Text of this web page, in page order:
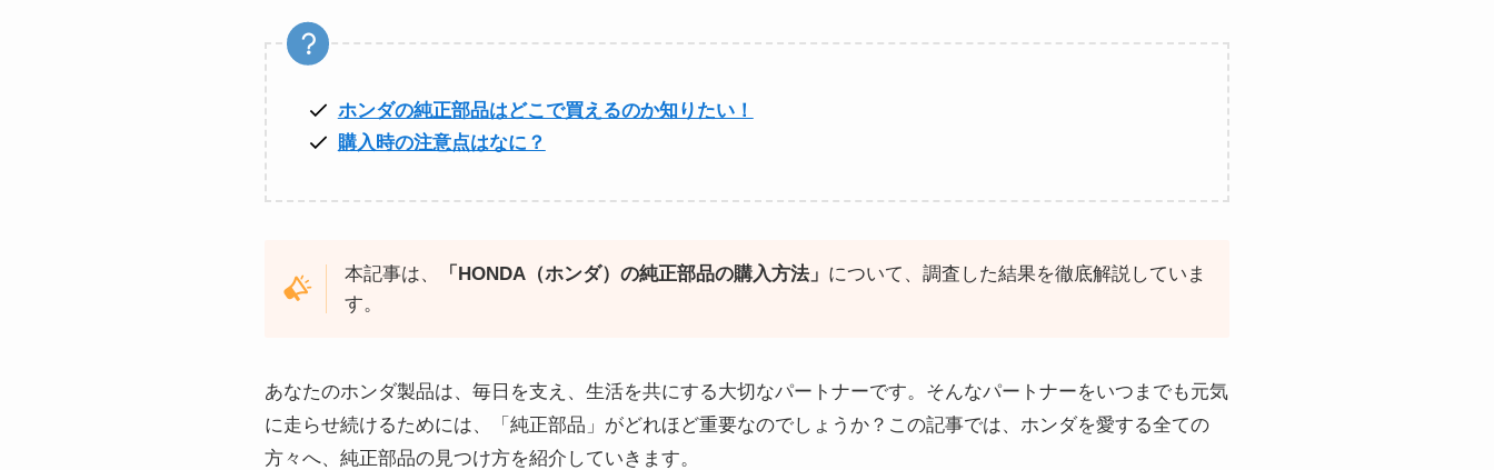
ホンダの純正部品はどこで買えるのか知りたい！
購入時の注意点はなに？
本記事は、 「HONDA（ホンダ）の純正部品の購入方法」 について、調査した結果を徹底解説していま
す。
あなたのホンダ製品は、毎日を支え、生活を共にする大切なパートナーです。そんなパートナーをいつまでも元気
に走らせ続けるためには、「純正部品」がどれほど重要なのでしょうか？この記事では、ホンダを愛する全ての
方々へ、純正部品の見つけ方を紹介していきます。